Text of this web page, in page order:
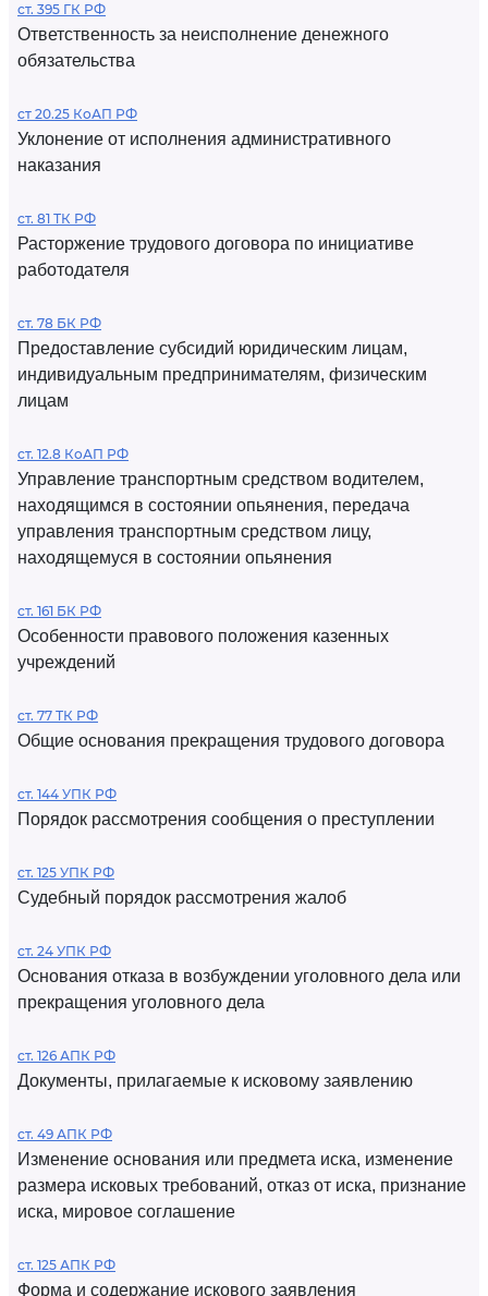
ст. 395 ГК РФ
Ответственность за неисполнение денежного
обязательства
ст 20.25 КоАП РФ
Уклонение от исполнения административного
наказания
ст. 81 ТК РФ
Расторжение трудового договора по инициативе
работодателя
ст. 78 БК РФ
Предоставление субсидий юридическим лицам,
индивидуальным предпринимателям, физическим
лицам
ст. 12.8 КоАП РФ
Управление транспортным средством водителем,
находящимся в состоянии опьянения, передача
управления транспортным средством лицу,
находящемуся в состоянии опьянения
ст. 161 БК РФ
Особенности правового положения казенных
учреждений
ст. 77 ТК РФ
Общие основания прекращения трудового договора
ст. 144 УПК РФ
Порядок рассмотрения сообщения о преступлении
ст. 125 УПК РФ
Судебный порядок рассмотрения жалоб
ст. 24 УПК РФ
Основания отказа в возбуждении уголовного дела или
прекращения уголовного дела
ст. 126 АПК РФ
Документы, прилагаемые к исковому заявлению
ст. 49 АПК РФ
Изменение основания или предмета иска, изменение
размера исковых требований, отказ от иска, признание
иска, мировое соглашение
ст. 125 АПК РФ
Форма и содержание искового заявления